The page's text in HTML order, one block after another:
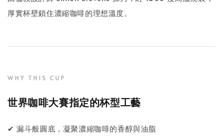
厚實杯壁鎖住濃縮咖啡的理想溫度。
WHY THIS CUP
世界咖啡大賽指定的杯型工藝
✔ 漏斗般圓底，凝聚濃縮咖啡的香醇與油脂